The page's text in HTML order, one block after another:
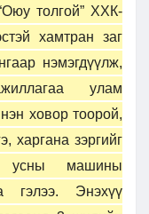
толгой” ХХК-
хамтран заг
нэмэгдүүлж,
улам
ховор тоорой,
харгана зэргийг
усны машины
гэлээ. Энэхүү